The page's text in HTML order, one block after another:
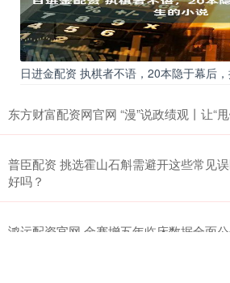
日进金配资 执棋者不语，20本隐于幕后
东方财富配资网官网 “漫”说政绩观丨让“
普臣配资 挑选霍山石斛需避开这些常见
好吗？
鸿运配资官网 金赛增五年临床数据全面